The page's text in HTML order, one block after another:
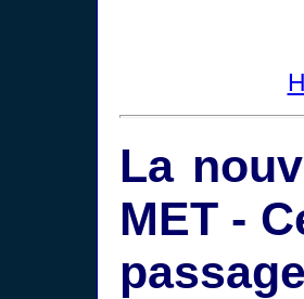
La
MET -